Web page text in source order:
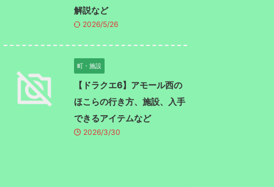
解説など
2026/5/26
町・施設
【ドラクエ6】アモール西の
ほこらの行き方、施設、入手
できるアイテムなど
2026/3/30